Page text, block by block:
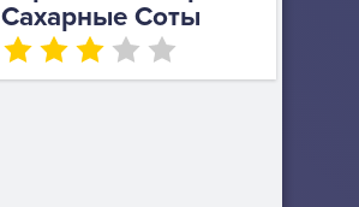
Сахарные Соты